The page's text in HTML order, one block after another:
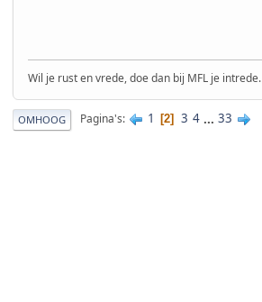
Wil je rust en vrede, doe dan bij MFL je intrede.
OMHOOG Pagina's 1 2 3 4 ... 33